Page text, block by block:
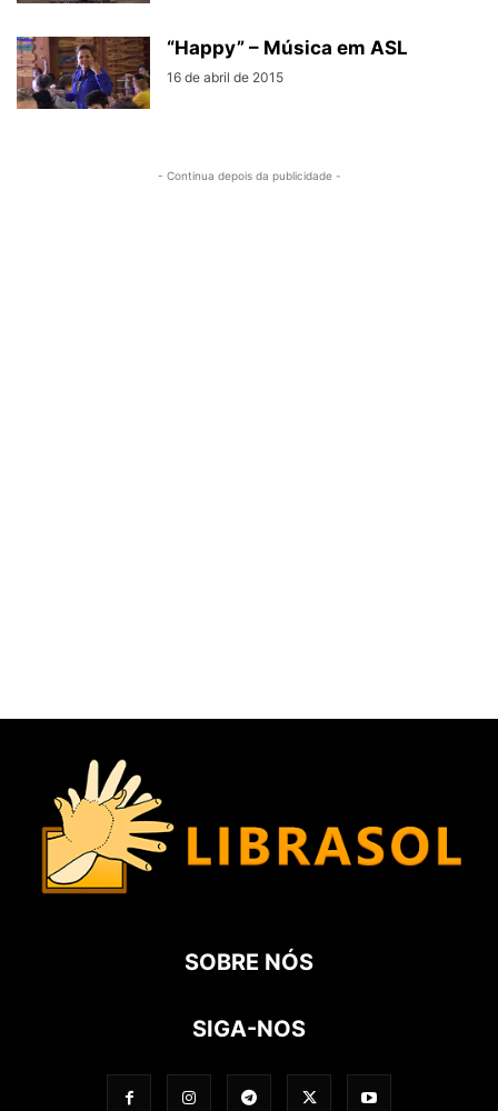
“Happy” – Música em ASL
16 de abril de 2015
- Continua depois da publicidade -
SOBRE NÓS
SIGA-NOS